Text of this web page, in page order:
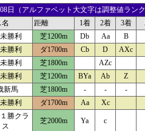
日（アルファベット大文字は調整値ラン
距離 1着 2着 3着
勝利 芝1200m Db Aa B
勝利 ダ1700m Cb D AXc
勝利 芝1800m AZc
勝利 芝1200m BYa Ab Z
新馬 芝1800m - - -
勝利 ダ1700m Aa Xc
勝クラ
ス
芝2000m Ya c